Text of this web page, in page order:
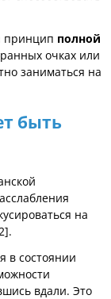
принцип полной
очках или
заниматься на
быть
на
в состоянии
вдали. Это